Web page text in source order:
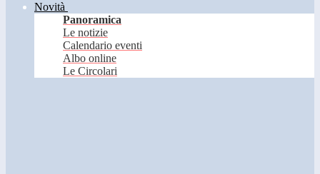
Novità
Panoramica
Le notizie
Calendario eventi
Albo online
Le Circolari